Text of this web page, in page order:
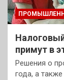
примут в
Решения о
года, а